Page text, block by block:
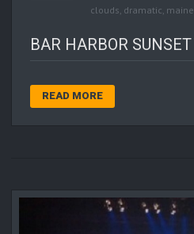
clouds, dramatic, maine
BAR HARBOR SUNSET
READ MORE